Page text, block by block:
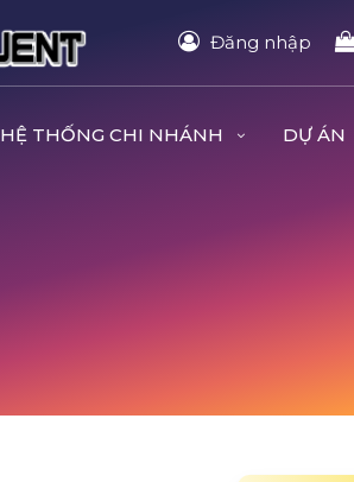
Đăng nhập
HỆ THỐNG CHI NHÁNH DỰ ÁN